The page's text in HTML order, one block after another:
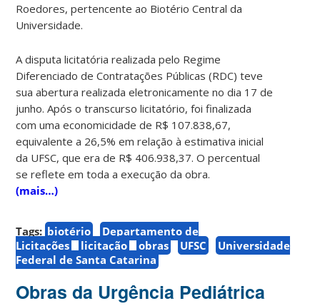
Roedores, pertencente ao Biotério Central da
Universidade.
A disputa licitatória realizada pelo Regime
Diferenciado de Contratações Públicas (RDC) teve
sua abertura realizada eletronicamente no dia 17 de
junho. Após o transcurso licitatório, foi finalizada
com uma economicidade de R$ 107.838,67,
equivalente a 26,5% em relação à estimativa inicial
da UFSC, que era de R$ 406.938,37. O percentual
se reflete em toda a execução da obra.
(mais…)
Tags: biotério
Departamento de
Licitações
licitação obras UFSC
Universidade
Federal de Santa Catarina
Obras da Urgência Pediátrica